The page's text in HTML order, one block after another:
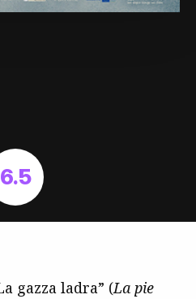
6.5
gazza ladra” (La pie